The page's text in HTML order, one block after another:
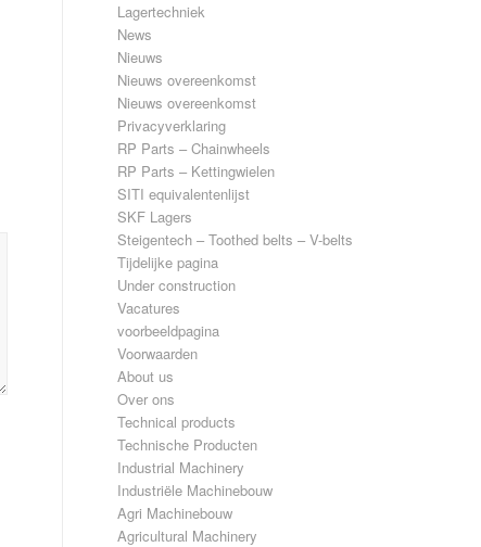
Lagertechniek
News
Nieuws
Nieuws overeenkomst
Nieuws overeenkomst
Privacyverklaring
RP Parts – Chainwheels
RP Parts – Kettingwielen
SITI equivalentenlijst
SKF Lagers
Steigentech – Toothed belts – V-belts
Tijdelijke pagina
Under construction
Vacatures
voorbeeldpagina
Voorwaarden
About us
Over ons
Technical products
Technische Producten
Industrial Machinery
Industriële Machinebouw
Agri Machinebouw
Agricultural Machinery